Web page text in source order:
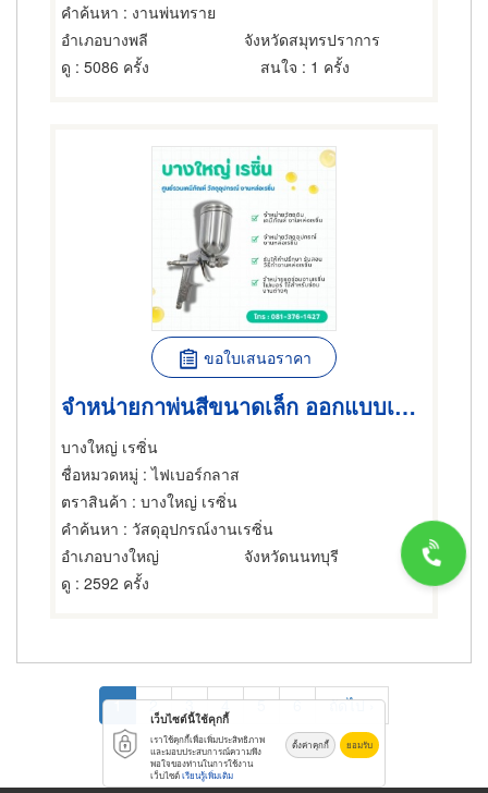
คำค้นหา : งานพ่นทราย
อำเภอบางพลี
จังหวัดสมุทรปราการ
ดู : 5086 ครั้ง สนใจ : 1 ครั้ง
ขอใบเสนอราคา
จำหน่ายกาพ่นสีขนาดเล็ก ออกแบบเพื่อความละเอียดระดับมืออาชีพ
บางใหญ่ เรซิ่น
ชื่อหมวดหมู่ : ไฟเบอร์กลาส
ตราสินค้า : บางใหญ่ เรซิ่น
คำค้นหา : วัสดุอุปกรณ์งานเรซิ่น
อำเภอบางใหญ่
จังหวัดนนทบุรี
ดู : 2592 ครั้ง
PaginationCurrent
page
1 Page
2 Page
3 Page
4 Page
5 Page
6
Next
page
ถัดไป ›
เว็บไซต์นี้ใช้คุกกี้
เราใช้คุกกี้เพื่อเพิ่มประสิทธิภาพ
และมอบประสบการณ์ความพึง
พอใจของท่านในการใช้งาน
เว็บไซต์เรียนรู้เพิ่มเติม
ตั้งค่าคุกกี้ ยอมรับ